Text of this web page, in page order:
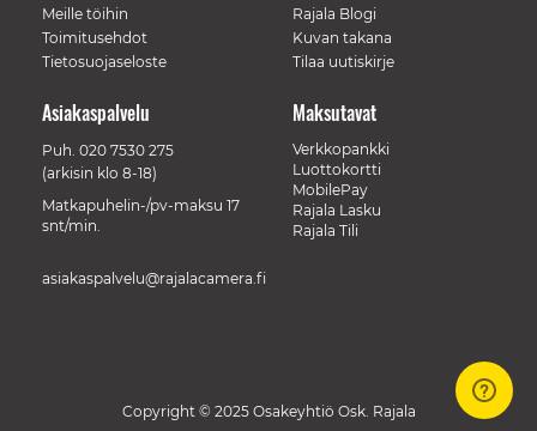
Meille töihin
Toimitusehdot
Tietosuojaseloste
Rajala Blogi
Kuvan takana
Tilaa uutiskirje
Maksutavat
Verkkopankki
Luottokortti
MobilePay
Rajala Lasku
Rajala Tili
Asiakaspalvelu
Puh. 020 7530 275
(arkisin klo 8-18)
Matkapuhelin-/pv-maksu 17
snt/min.
asiakaspalvelu@rajalacamera.fi
Copyright © 2025 Osakeyhtiö Osk. Rajala